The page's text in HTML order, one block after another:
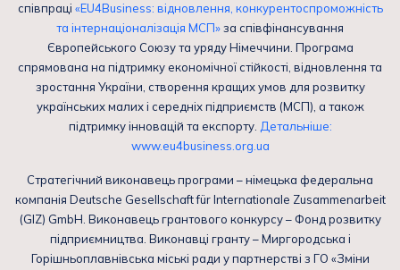
співпраці «EU4Business: відновлення, конкурентоспроможність
та інтернаціоналізація МСП»за співфінансування
Європейського Союзу та уряду Німеччини. Програма
спрямована на підтримку економічної стійкості, відновлення та
зростання України, створення кращих умов для розвитку
українських малих і середніх підприємств (МСП), а також
підтримку інновацій та експорту. Детальніше:
www.eu4business.org.ua
Стратегічний виконавець програми – німецька федеральна
компанія Deutsche Gesellschaft für Internationale Zusammenarbeit
(GIZ) GmbH. Виконавець грантового конкурсу – Фонд розвитку
підприємництва. Виконавці гранту – Миргородська і
Горішньоплавнівська міські ради у партнерстві з ГО «Зміни